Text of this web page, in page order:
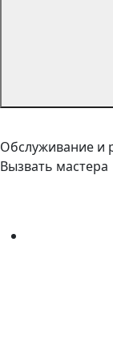
Обслуживание и
Вызвать мастера